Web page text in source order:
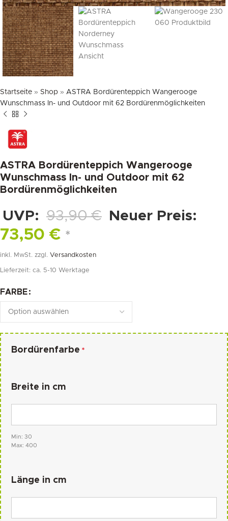
Startseite » Shop » ASTRA Bordürenteppich Wangerooge
Wunschmass In- und Outdoor mit 62 Bordürenmöglichkeiten
ASTRA Bordürenteppich Wangerooge
Wunschmass In- und Outdoor mit 62
Bordürenmöglichkeiten
UVP: 93,90€ Neuer Preis:
73,50 € *
inkl. MwSt. zzgl. Versandkosten
Lieferzeit: ca. 5-10 Werktage
FARBE
Bordürenfarbe *
Breite in cm
Min: 30
Max: 400
Länge in cm